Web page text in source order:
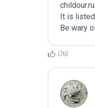
It is
Be wary
Útil